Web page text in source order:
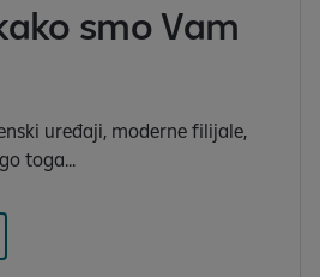
smo Vam
uređaji, moderne filijale,
toga...